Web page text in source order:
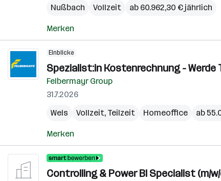
Nußbach
Vollzeit ab 60.962,30 € jährlich
Merken
Einblicke
Spezialist:in Kostenrechnung - Werde
Felbermayr Group
31.7.2026
Wels
Vollzeit, Teilzeit Homeoffice ab
Merken
Controlling & Power BI Specialist (m/